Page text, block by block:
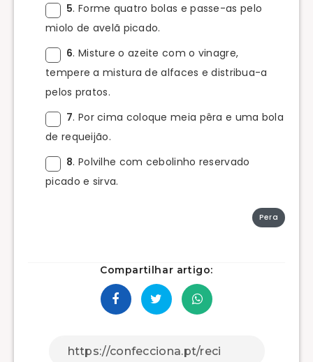
5. Forme quatro bolas e passe-as pelo
miolo de avelã picado.
6. Misture o azeite com o vinagre,
tempere a mistura de alfaces e distribua-a
pelos pratos.
7. Por cima coloque meia pêra e uma bola
de requeijão.
8. Polvilhe com cebolinho reservado
picado e sirva.
Pera
Compartilhar artigo: